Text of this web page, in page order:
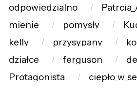
odpowiedzialno
mienie
pomysły
kelly
przysypany
działce
ferguson
Protagonista